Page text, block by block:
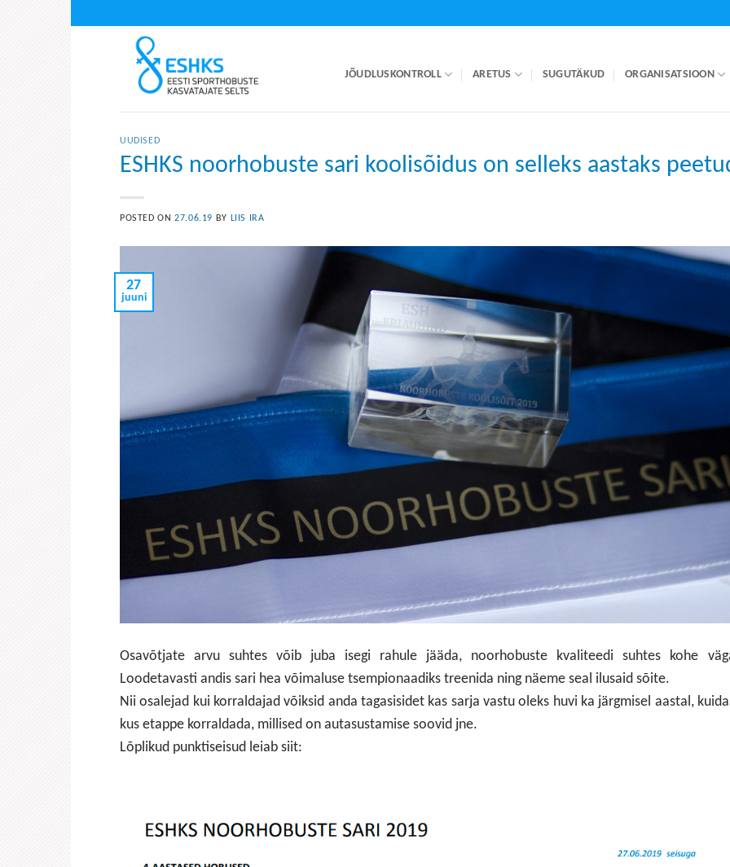
JÕUDLUSKONTROLL ARETUS SUGUTÄKUD ORGANISATSIOON
UUDISED
ESHKS noorhobuste sari koolisõidus on selleks aastaks
POSTED ON27.06.19 BY LIIS IRA
27
juuni
Osavõtjate arvu suhtes võib juba isegi rahule jääda, noorhobuste kvaliteedi suhtes kohe
Loodetavasti andis sari hea võimaluse tsempionaadiks treenida ning näeme seal ilusaid sõite.
Nii osalejad kui korraldajad võiksid anda tagasisidet kas sarja vastu oleks huvi ka järgmisel aastal,
kus etappe korraldada, millised on autasustamise soovid jne.
Lõplikud punktiseisud leiab siit: